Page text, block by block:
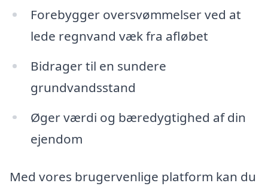
Forebygger oversvømmelser ved at
lede regnvand væk fra afløbet
Bidrager til en sundere
grundvandsstand
Øger værdi og bæredygtighed af din
ejendom
Med vores brugervenlige platform kan du